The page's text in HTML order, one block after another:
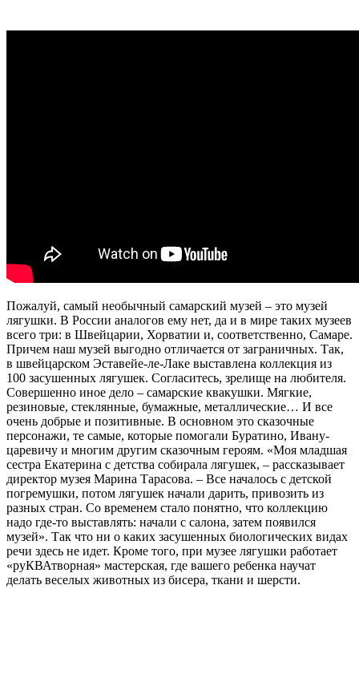
Пожалуй, самый необычный самарский музей – это музей
лягушки. В России аналогов ему нет, да и в мире таких музеев
всего три: в Швейцарии, Хорватии и, соответственно, Самаре.
Причем наш музей выгодно отличается от заграничных. Так,
в швейцарском Эставейе-ле-Лаке выставлена коллекция из
100 засушенных лягушек. Согласитесь, зрелище на любителя.
Совершенно иное дело – самарские квакушки. Мягкие,
резиновые, стеклянные, бумажные, металлические… И все
очень добрые и позитивные. В основном это сказочные
персонажи, те самые, которые помогали Буратино, Ивану-
царевичу и многим другим сказочным героям. «Моя младшая
сестра Екатерина с детства собирала лягушек, – рассказывает
директор музея Марина Тарасова. – Все началось с детской
погремушки, потом лягушек начали дарить, привозить из
разных стран. Со временем стало понятно, что коллекцию
надо где-то выставлять: начали с салона, затем появился
музей». Так что ни о каких засушенных биологических видах
речи здесь не идет. Кроме того, при музее лягушки работает
«руКВАтворная» мастерская, где вашего ребенка научат
делать веселых животных из бисера, ткани и шерсти.